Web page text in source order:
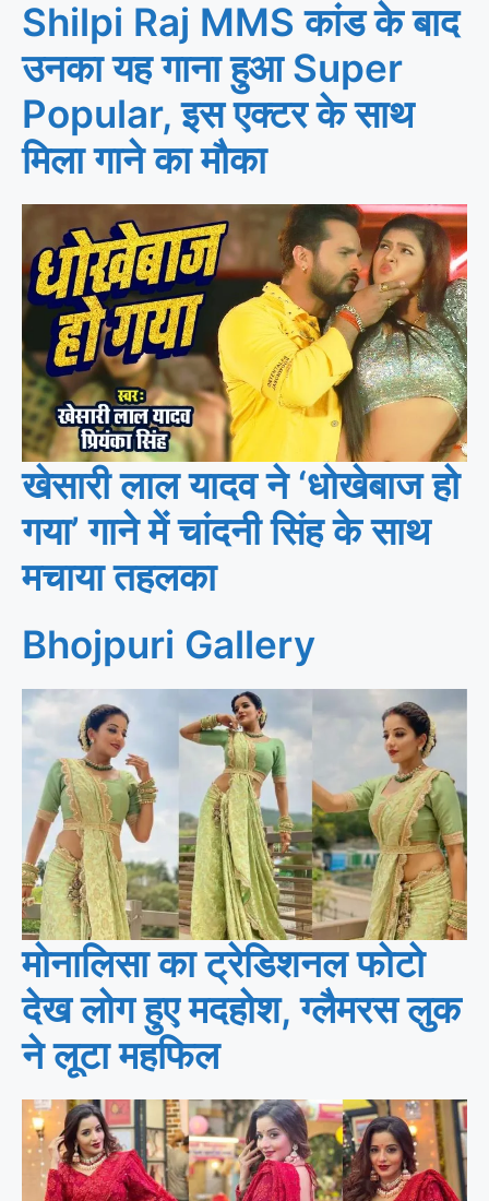
Shilpi Raj MMS कांड के बाद
उनका यह गाना हुआ Super
Popular, इस एक्टर के साथ
मिला गाने का मौका
खेसारी लाल यादव ने ‘धोखेबाज हो
गया’ गाने में चांदनी सिंह के साथ
मचाया तहलका
Bhojpuri Gallery
मोनालिसा का ट्रेडिशनल फोटो
देख लोग हुए मदहोश, ग्लैमरस लुक
ने लूटा महफिल